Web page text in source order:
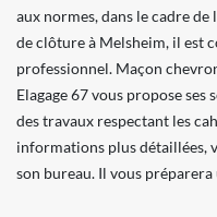
aux normes, dans le cadre de
de clôture à Melsheim, il est
professionnel. Maçon
Elagage 67 vous propose ses
des travaux respectant les
informations plus détaillées,
son bureau. Il vous préparera